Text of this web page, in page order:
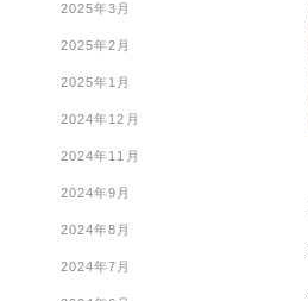
2025年3月
2025年2月
2025年1月
2024年12月
2024年11月
2024年9月
2024年8月
2024年7月